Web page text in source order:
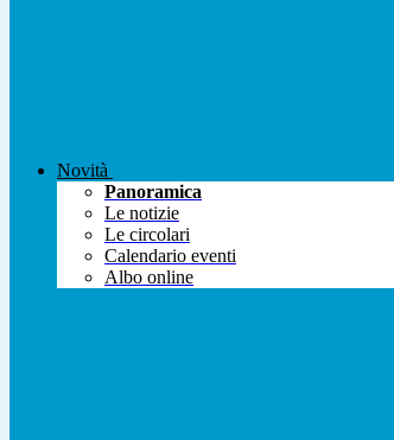
Novità
Panoramica
Le notizie
Le circolari
Calendario eventi
Albo online